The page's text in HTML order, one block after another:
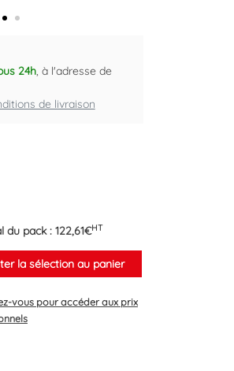
24h, à l'adresse de
de livraison
du pack : 122,61€HT
la sélection au panier
vouspour accéder aux prix